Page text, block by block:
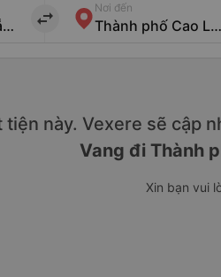
import_export
Nơi đến
tiện này. Vexere sẽ cập
Vang đi Thành
Xin bạn vui